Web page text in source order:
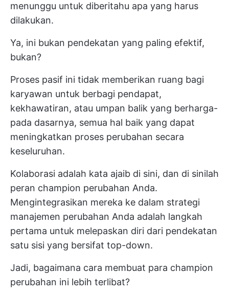
menunggu untuk diberitahu apa yang harus
dilakukan.
Ya, ini bukan pendekatan yang paling efektif,
bukan?
Proses pasif ini tidak memberikan ruang bagi
karyawan untuk berbagi pendapat,
kekhawatiran, atau umpan balik yang berharga-
pada dasarnya, semua hal baik yang dapat
meningkatkan proses perubahan secara
keseluruhan.
Kolaborasi adalah kata ajaib di sini, dan di sinilah
peran champion perubahan Anda.
Mengintegrasikan mereka ke dalam strategi
manajemen perubahan Anda adalah langkah
pertama untuk melepaskan diri dari pendekatan
satu sisi yang bersifat top-down.
Jadi, bagaimana cara membuat para champion
perubahan ini lebih terlibat?